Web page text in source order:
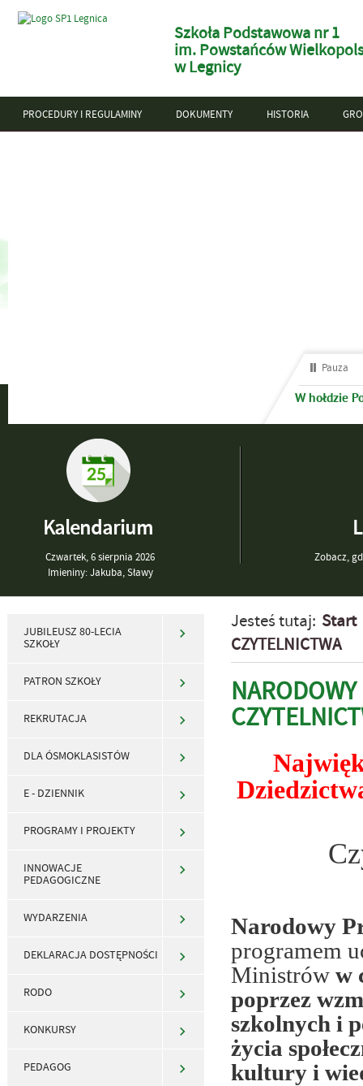
Szkoła Podstawowa nr 1
im. Powstańców
w Legnicy
PROCEDURY I REGULAMINY DOKUMENTY HISTORIA
Pauza
W hołdzie
Kalendarium
Czwartek,6sierpnia 2026
Imieniny: Jakuba, Sławy
Zobacz,
JUBILEUSZ 80-LECIA
SZKOŁY
PATRON SZKOŁY
REKRUTACJA
DLA ÓSMOKLASISTÓW
E - DZIENNIK
PROGRAMY I PROJEKTY
INNOWACJE
PEDAGOGICZNE
WYDARZENIA
DEKLARACJA DOSTĘPNOŚCI
RODO
KONKURSY
PEDAGOG
Jesteś tutaj: Start
CZYTELNICTWA
Narodowy
programem
Ministrów w
poprzez
szkolnych i
życia
kultury i